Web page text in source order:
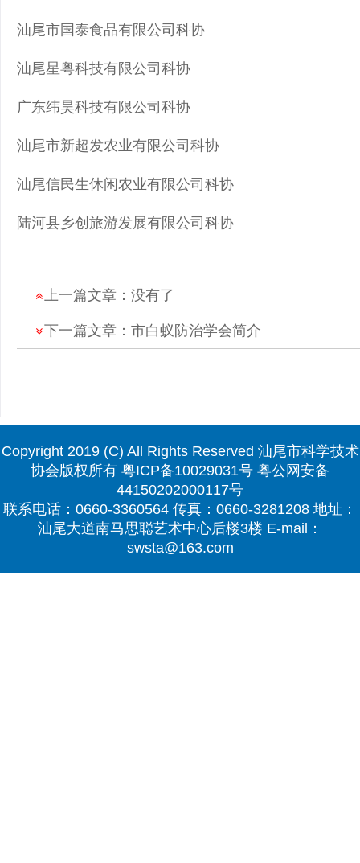
汕尾市国泰食品有限公司科协
汕尾星粤科技有限公司科协
广东纬昊科技有限公司科协
汕尾市新超发农业有限公司科协
汕尾信民生休闲农业有限公司科协
陆河县乡创旅游发展有限公司科协
上一篇文章：没有了
下一篇文章： 市白蚁防治学会简介
Copyright 2019 (C) All Rights Reserved 汕尾市科学技术
协会版权所有 粤ICP备10029031号 粤公网安备
44150202000117号
联系电话：0660-3360564 传真：0660-3281208 地址：
汕尾大道南马思聪艺术中心后楼3楼 E-mail：
swsta@163.com